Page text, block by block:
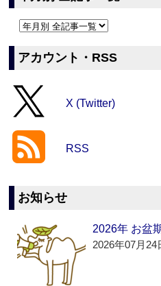
アカウント・RSS
X (Twitter)
RSS
お知らせ
2026年 お盆
2026年07月24